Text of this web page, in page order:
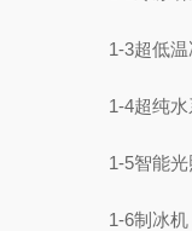
1-3超低温
1-4超纯水
1-5智能光
1-6制冰机